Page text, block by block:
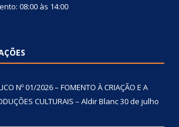
08:00 às 14:00
Nº 01/2026 – FOMENTO À CRIAÇÃO E A
CULTURAIS – Aldir Blanc30 de julho